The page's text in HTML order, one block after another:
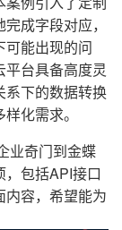
成字段对应，
可能出现的问
台具备高度灵
系下的数据转换
化需求。
业奇门到金蝶
包括API接口
容，希望能为